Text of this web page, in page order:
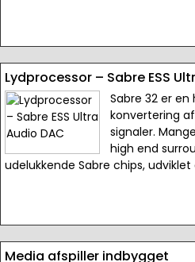
Lydprocessor – Sabre ESS
Sabre 32 er
konvertering
signaler.
high end
udelukkende Sabre chips, udviklet
Media afspiller indbygget